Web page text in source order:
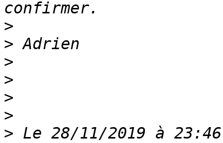
>
>
>
>
>
>
> Le 28/11/2019 à